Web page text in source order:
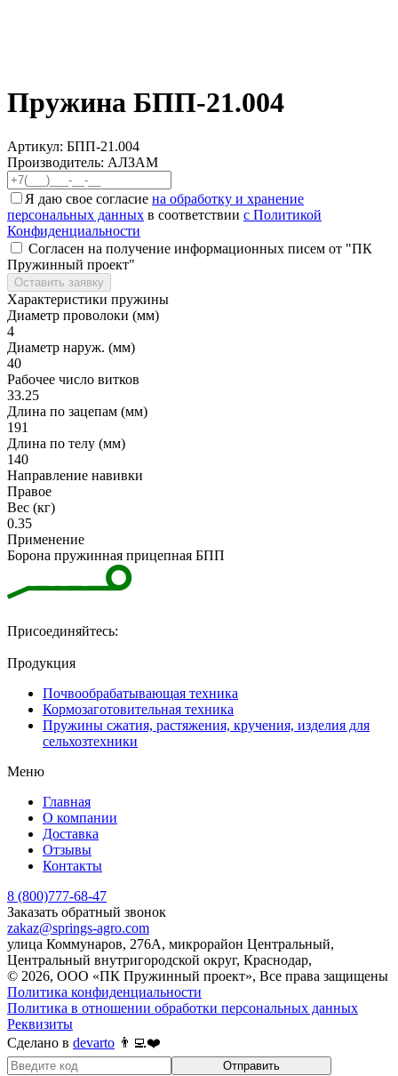
Пружина БПП-21.004
Артикул: БПП-21.004
Производитель: АЛЗАМ
Я даю свое согласие на обработку и хранение
персональных данных в соответствии с Политикой
Конфиденциальности
Согласен на получение информационных писем от "ПК
Пружинный проект"
Оставить заявку
Характеристики пружины
Диаметр проволоки (мм)
4
Диаметр наруж. (мм)
40
Рабочее число витков
33.25
Длина по зацепам (мм)
191
Длина по телу (мм)
140
Направление навивки
Правое
Вес (кг)
0.35
Применение
Борона пружинная прицепная БПП
Присоединяйтесь:
Продукция
Почвообрабатывающая техника
Кормозаготовительная техника
Пружины сжатия, растяжения, кручения, изделия для
сельхозтехники
Меню
Главная
О компании
Доставка
Отзывы
Контакты
8 (800)777-68-47
Заказать обратный звонок
zakaz@springs-agro.com
улица Коммунаров, 276А, микрорайон Центральный,
Центральный внутригородской округ, Краснодар,
© 2026, ООО «ПК Пружинный проект», Все права защищены
Политика конфиденциальности
Политика в отношении обработки персональных данных
Реквизиты
Сделано в devarto 👨‍💻❤️
Отправить